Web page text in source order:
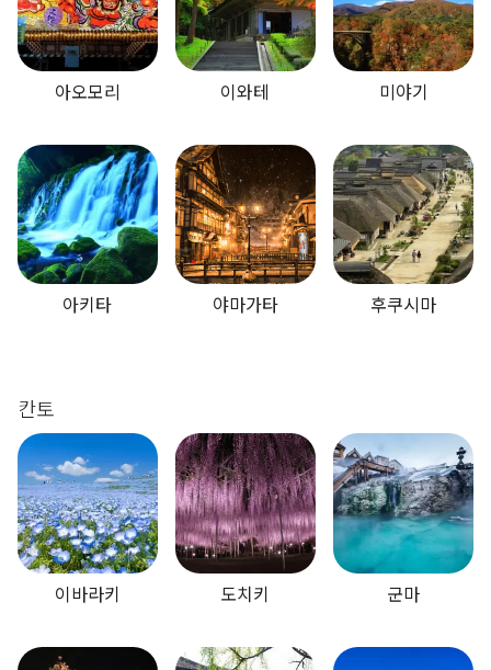
아오모리 이와테 미야기
아키타 야마가타 후쿠시마
칸토
이바라키 도치키 군마